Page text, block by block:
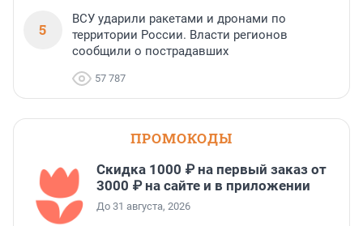
5
ВСУ ударили ракетами и дронами по
территории России. Власти регионов
сообщили о пострадавших
57 787
ПРОМОКОДЫ
Скидка 1000 ₽ на первый заказ от
3000 ₽ на сайте и в приложении
До 31 августа, 2026